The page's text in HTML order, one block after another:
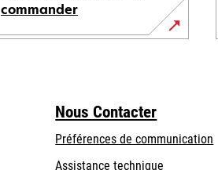
commander
Nous Contacter
Préférences de communication
s’ouvre
Assistance technique